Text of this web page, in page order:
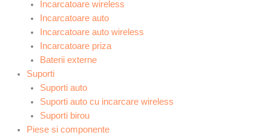
Incarcatoare wireless
Incarcatoare auto
Incarcatoare auto wireless
Incarcatoare priza
Baterii externe
Suporti
Suporti auto
Suporti auto cu incarcare wireless
Suporti birou
Piese si componente